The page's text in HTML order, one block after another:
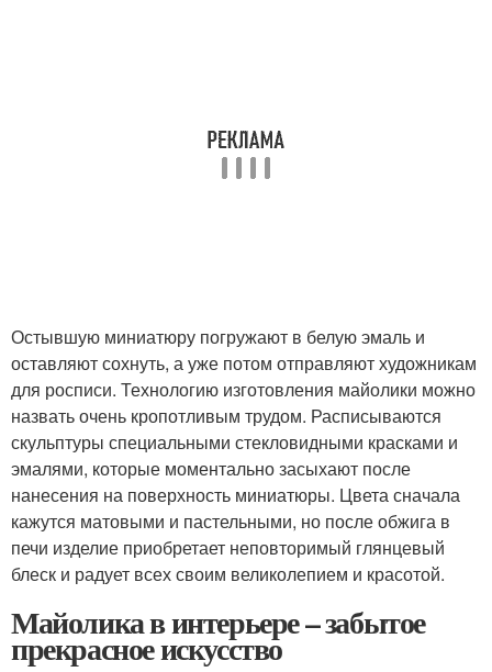
Остывшую миниатюру погружают в белую эмаль и
оставляют сохнуть, а уже потом отправляют художникам
для росписи. Технологию изготовления майолики можно
назвать очень кропотливым трудом. Расписываются
скульптуры специальными стекловидными красками и
эмалями, которые моментально засыхают после
нанесения на поверхность миниатюры. Цвета сначала
кажутся матовыми и пастельными, но после обжига в
печи изделие приобретает неповторимый глянцевый
блеск и радует всех своим великолепием и красотой.
Майолика в интерьере – забытое
прекрасное искусство